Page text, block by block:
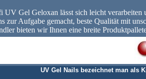
UV Gel Geloxan lässt sich leicht
zur Aufgabe gemacht, beste Qualität mit
bieten wir Ihnen eine breite
UV Gel Nails bezeichnet man als